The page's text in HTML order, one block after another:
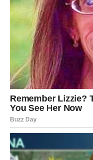
renoviranje ili
početka.
Posao i
promena
Na poslovnom planu,
ali imaju dugoročan
priznanje ili prilika koja
ćete shvatiti da želite
manje stresa, čak i